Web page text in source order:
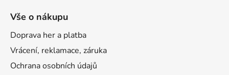
Vše o nákupu
Doprava her a platba
Vrácení, reklamace, záruka
Ochrana osobních údajů